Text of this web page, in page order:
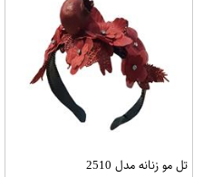
تل مو زنانه مدل 2510